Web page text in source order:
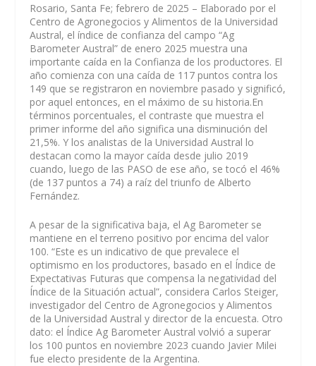
Rosario, Santa Fe; febrero de 2025 – Elaborado por el
Centro de Agronegocios y Alimentos de la Universidad
Austral, el índice de confianza del campo “Ag
Barometer Austral” de enero 2025 muestra una
importante caída en la Confianza de los productores. El
año comienza con una caída de 117 puntos contra los
149 que se registraron en noviembre pasado y significó,
por aquel entonces, en el máximo de su historia.En
términos porcentuales, el contraste que muestra el
primer informe del año significa una disminución del
21,5%. Y los analistas de la Universidad Austral lo
destacan como la mayor caída desde julio 2019
cuando, luego de las PASO de ese año, se tocó el 46%
(de 137 puntos a 74) a raíz del triunfo de Alberto
Fernández.
A pesar de la significativa baja, el Ag Barometer se
mantiene en el terreno positivo por encima del valor
100. “Este es un indicativo de que prevalece el
optimismo en los productores, basado en el Índice de
Expectativas Futuras que compensa la negatividad del
Índice de la Situación actual”, considera Carlos Steiger,
investigador del Centro de Agronegocios y Alimentos
de la Universidad Austral y director de la encuesta. Otro
dato: el Índice Ag Barometer Austral volvió a superar
los 100 puntos en noviembre 2023 cuando Javier Milei
fue electo presidente de la Argentina.